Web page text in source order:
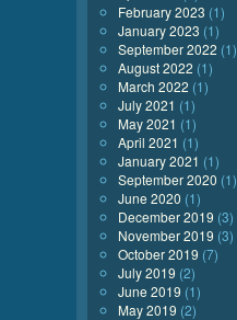
February 2023 (1)
January 2023 (1)
September 2022 (1)
August 2022 (1)
March 2022 (1)
July 2021 (1)
May 2021 (1)
April 2021 (1)
January 2021 (1)
September 2020 (1)
June 2020 (1)
December 2019 (3)
November 2019 (3)
October 2019 (7)
July 2019 (2)
June 2019 (1)
May 2019 (2)